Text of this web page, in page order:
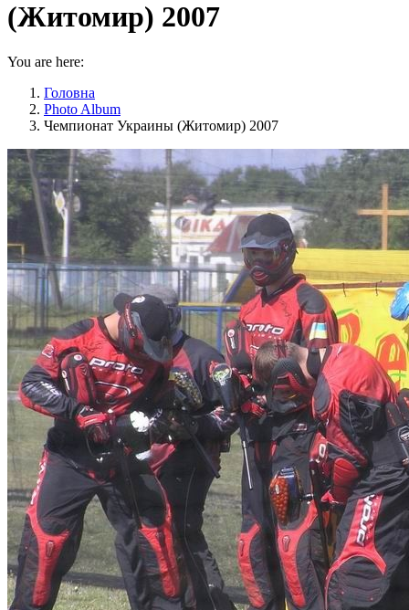
(Житомир) 2007
You are here:
Головна
Photo Album
Чемпионат Украины (Житомир) 2007